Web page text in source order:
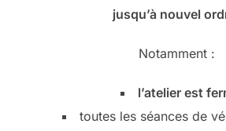
jusqu’à nouvel
Notamment :
l’atelier est
toutes les séances de